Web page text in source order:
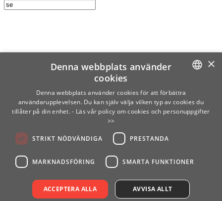
SWEDISH
×
Denna webbplats använder
cookies
Denna webbplats använder cookies för att förbättra
användarupplevelsen. Du kan själv välja vilken typ av cookies du
tillåter på din enhet. - Läs vår policy om cookies och personuppgifter
>>
STRIKT NÖDVÄNDIGA PRESTANDA
MARKNADSFÖRING SMARTA FUNKTIONER
ACCEPTERA ALLA AVVISA ALLT